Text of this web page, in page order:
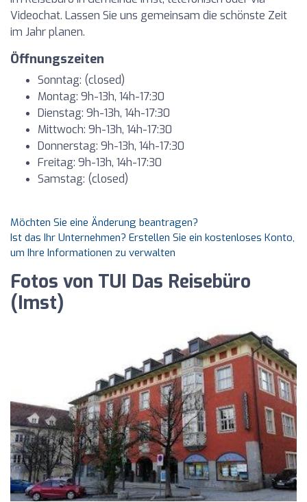
Videochat. Lassen Sie uns gemeinsam die schönste Zeit
im Jahr planen.
Öffnungszeiten
Sonntag: (closed)
Montag: 9h-13h, 14h-17:30
Dienstag: 9h-13h, 14h-17:30
Mittwoch: 9h-13h, 14h-17:30
Donnerstag: 9h-13h, 14h-17:30
Freitag: 9h-13h, 14h-17:30
Samstag: (closed)
Möchten Sie eine Änderung beantragen?
Ist das Ihr Unternehmen? Erstellen Sie ein kostenloses Konto,
um Ihre Informationen zu verwalten
Fotos von TUI Das Reisebüro
(Imst)